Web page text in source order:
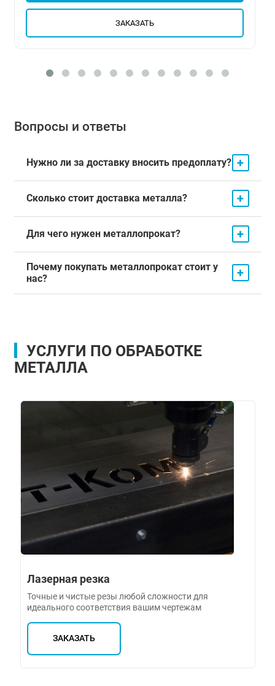
ЗАКАЗАТЬ
Вопросы и ответы
Нужно ли за доставку вносить предоплату? +
Сколько стоит доставка металла? +
Для чего нужен металлопрокат? +
Почему покупать металлопрокат стоит у
нас?
+
УСЛУГИ ПО ОБРАБОТКЕ
МЕТАЛЛА
Лазерная резка
Точные и чистые резы любой сложности для
идеального соответствия вашим чертежам
ЗАКАЗАТЬ